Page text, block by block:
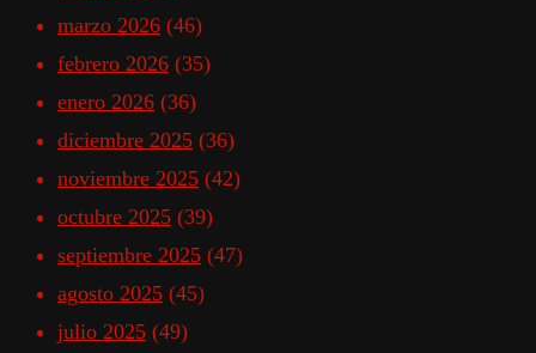
marzo 2026 (46)
febrero 2026 (35)
enero 2026 (36)
diciembre 2025 (36)
noviembre 2025 (42)
octubre 2025 (39)
septiembre 2025 (47)
agosto 2025 (45)
julio 2025 (49)